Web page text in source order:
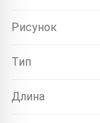
Рисунок
Тип
Длина